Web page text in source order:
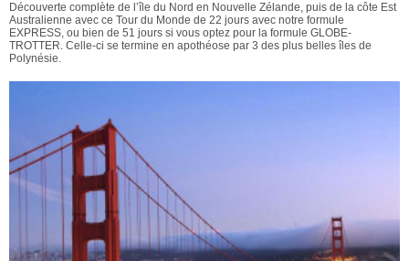
Découverte complète de l’île du Nord en Nouvelle Zélande, puis de la côte Est
Australienne avec ce Tour du Monde de 22 jours avec notre formule
EXPRESS, ou bien de 51 jours si vous optez pour la formule GLOBE-
TROTTER. Celle-ci se termine en apothéose par 3 des plus belles îles de
Polynésie.